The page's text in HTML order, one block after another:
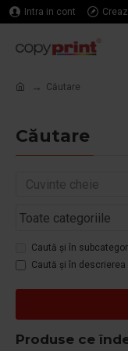
Intra in cont
Căutare
Căutare
Caută și în
Caută și în
Produse ce